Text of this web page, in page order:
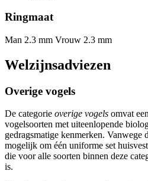
Ringmaat
Man 2.3 mm Vrouw 2.3 mm
Welzijnsadviezen
Overige vogels
De categorie overige vogels omvat
vogelsoorten met uiteenlopende
gedragsmatige kenmerken. Vanwege
mogelijk om één uniforme set
die voor alle soorten binnen deze
is.